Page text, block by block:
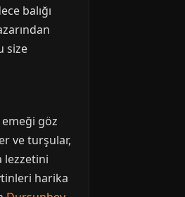
balığı
size
emeği göz
ve turşular,
lezzetini
harika